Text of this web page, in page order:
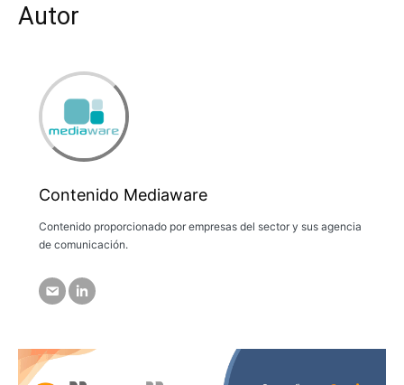
Autor
Contenido Mediaware
Contenido proporcionado por empresas del sector y sus agencia
de comunicación.